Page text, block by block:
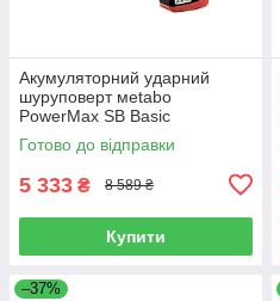
Акумуляторний ударний
шуруповерт мetabo
PowerMax SB Basic
(600385500)
Готово до відправки
5 333 ₴ 8 589 ₴
Купити
–37%